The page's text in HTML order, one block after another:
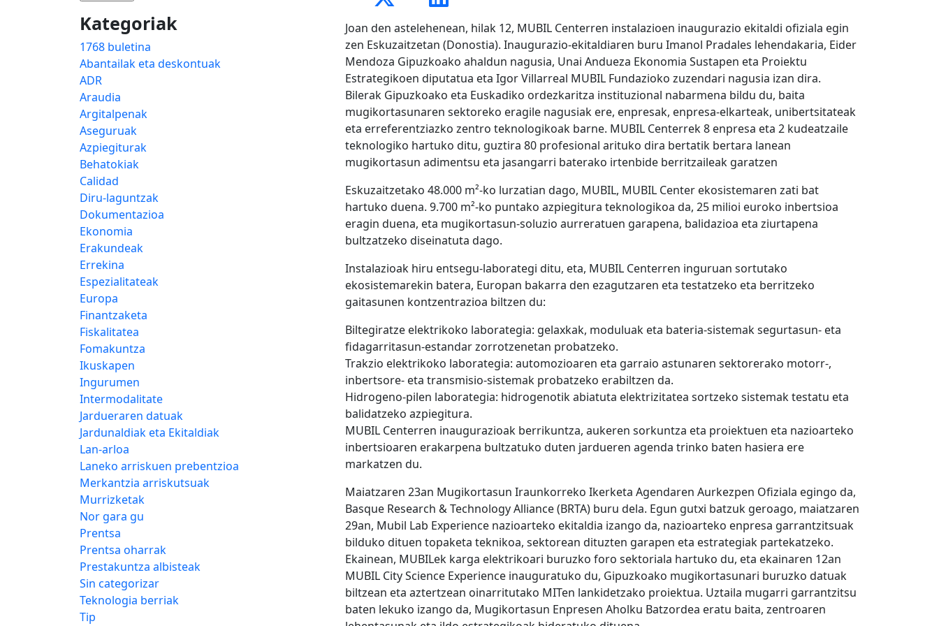
Joan den astelehenean, hilak 12, MUBIL Centerren instalazioen inaugurazio ekitaldi ofiziala egin
zen Eskuzaitzetan (Donostia). Inaugurazio-ekitaldiaren buru Imanol Pradales lehendakaria, Eider
Mendoza Gipuzkoako ahaldun nagusia, Unai Andueza Ekonomia Sustapen eta Proiektu
Estrategikoen diputatua eta Igor Villarreal MUBIL Fundazioko zuzendari nagusia izan dira.
Bilerak Gipuzkoako eta Euskadiko ordezkaritza instituzional nabarmena bildu du, baita
mugikortasunaren sektoreko eragile nagusiak ere, enpresak, enpresa-elkarteak, unibertsitateak
eta erreferentziazko zentro teknologikoak barne. MUBIL Centerrek 8 enpresa eta 2 kudeatzaile
teknologiko hartuko ditu, guztira 80 profesional arituko dira bertatik bertara lanean
mugikortasun adimentsu eta jasangarri baterako irtenbide berritzaileak garatzen
Eskuzaitzetako 48.000 m²-ko lurzatian dago, MUBIL, MUBIL Center ekosistemaren zati bat
hartuko duena. 9.700 m²-ko puntako azpiegitura teknologikoa da, 25 milioi euroko inbertsioa
eragin duena, eta mugikortasun-soluzio aurreratuen garapena, balidazioa eta ziurtapena
bultzatzeko diseinatuta dago.
Instalazioak hiru entsegu-laborategi ditu, eta, MUBIL Centerren inguruan sortutako
ekosistemarekin batera, Europan bakarra den ezagutzaren eta testatzeko eta berritzeko
gaitasunen kontzentrazioa biltzen du:
Biltegiratze elektrikoko laborategia: gelaxkak, moduluak eta bateria-sistemak segurtasun- eta
fidagarritasun-estandar zorrotzenetan probatzeko.
Trakzio elektrikoko laborategia: automozioaren eta garraio astunaren sektorerako motorr-,
inbertsore- eta transmisio-sistemak probatzeko erabiltzen da.
Hidrogeno-pilen laborategia: hidrogenotik abiatuta elektrizitatea sortzeko sistemak testatu eta
balidatzeko azpiegitura.
MUBIL Centerren inaugurazioak berrikuntza, aukeren sorkuntza eta proiektuen eta nazioarteko
inbertsioaren erakarpena bultzatuko duten jardueren agenda trinko baten hasiera ere
markatzen du.
Maiatzaren 23an Mugikortasun Iraunkorreko Ikerketa Agendaren Aurkezpen Ofiziala egingo da,
Basque Research & Technology Alliance (BRTA) buru dela. Egun gutxi batzuk geroago, maiatzaren
29an, Mubil Lab Experience nazioarteko ekitaldia izango da, nazioarteko enpresa garrantzitsuak
bilduko dituen topaketa teknikoa, sektorean dituzten garapen eta estrategiak partekatzeko.
Ekainean, MUBILek karga elektrikoari buruzko foro sektoriala hartuko du, eta ekainaren 12an
MUBIL City Science Experience inauguratuko du, Gipuzkoako mugikortasunari buruzko datuak
biltzean eta aztertzean oinarritutako MITen lankidetzako proiektua. Uztaila mugarri garrantzitsu
baten lekuko izango da, Mugikortasun Enpresen Aholku Batzordea eratu baita, zentroaren
Kategoriak
1768 buletina
Abantailak eta deskontuak
ADR
Araudia
Argitalpenak
Aseguruak
Azpiegiturak
Behatokiak
Calidad
Diru-laguntzak
Dokumentazioa
Ekonomia
Erakundeak
Errekina
Espezialitateak
Europa
Finantzaketa
Fiskalitatea
Fomakuntza
Ikuskapen
Ingurumen
Intermodalitate
Jardueraren datuak
Jardunaldiak eta Ekitaldiak
Lan-arloa
Laneko arriskuen prebentzioa
Merkantzia arriskutsuak
Murrizketak
Nor gara gu
Prentsa
Prentsa oharrak
Prestakuntza albisteak
Sin categorizar
Teknologia berriak
Tip